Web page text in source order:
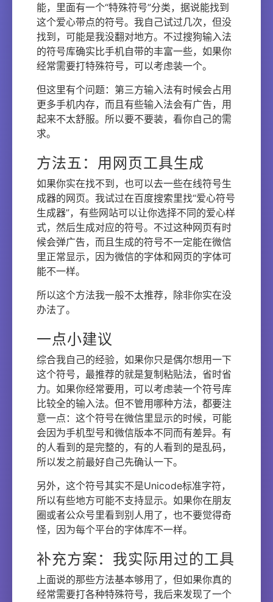
能，里面有一个“特殊符号”分类，据说能找到
这个爱心带点的符号。我自己试过几次，但没
找到，可能是我没翻对地方。不过搜狗输入法
的符号库确实比手机自带的丰富一些，如果你
经常需要打特殊符号，可以考虑装一个。
但这里有个问题：第三方输入法有时候会占用
更多手机内存，而且有些输入法会有广告，用
起来不太舒服。所以要不要装，看你自己的需
求。
方法五：用网页工具生成
如果你实在找不到，也可以去一些在线符号生
成器的网页。我试过在百度搜索里找“爱心符号
生成器”，有些网站可以让你选择不同的爱心样
式，然后生成对应的符号。不过这种网页有时
候会弹广告，而且生成的符号不一定能在微信
里正常显示，因为微信的字体和网页的字体可
能不一样。
所以这个方法我一般不太推荐，除非你实在没
办法了。
一点小建议
综合我自己的经验，如果你只是偶尔想用一下
这个符号，最推荐的就是复制粘贴法，省时省
力。如果你经常要用，可以考虑装一个符号库
比较全的输入法。但不管用哪种方法，都要注
意一点：这个符号在微信里显示的时候，可能
会因为手机型号和微信版本不同而有差异。有
的人看到的是完整的，有的人看到的是乱码，
所以发之前最好自己先确认一下。
另外，这个符号其实不是Unicode标准字符，
所以有些地方可能不支持显示。如果你在朋友
圈或者公众号里看到别人用了，也不要觉得奇
怪，因为每个平台的字体库不一样。
补充方案：我实际用过的工具
上面说的那些方法基本够用了，但如果你真的
经常需要打各种特殊符号，我后来发现了一个